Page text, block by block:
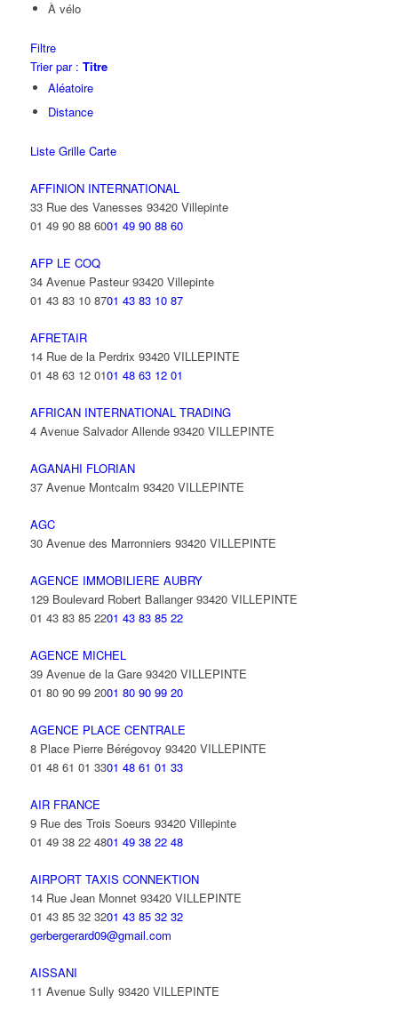
À vélo
Filtre
Trier par : Titre
Aléatoire
Distance
Liste Grille Carte
AFFINION INTERNATIONAL
33 Rue des Vanesses 93420 Villepinte
01 49 90 88 6001 49 90 88 60
AFP LE COQ
34 Avenue Pasteur 93420 Villepinte
01 43 83 10 8701 43 83 10 87
AFRETAIR
14 Rue de la Perdrix 93420 VILLEPINTE
01 48 63 12 0101 48 63 12 01
AFRICAN INTERNATIONAL TRADING
4 Avenue Salvador Allende 93420 VILLEPINTE
AGANAHI FLORIAN
37 Avenue Montcalm 93420 VILLEPINTE
AGC
30 Avenue des Marronniers 93420 VILLEPINTE
AGENCE IMMOBILIERE AUBRY
129 Boulevard Robert Ballanger 93420 VILLEPINTE
01 43 83 85 2201 43 83 85 22
AGENCE MICHEL
39 Avenue de la Gare 93420 VILLEPINTE
01 80 90 99 2001 80 90 99 20
AGENCE PLACE CENTRALE
8 Place Pierre Bérégovoy 93420 VILLEPINTE
01 48 61 01 3301 48 61 01 33
AIR FRANCE
9 Rue des Trois Soeurs 93420 Villepinte
01 49 38 22 4801 49 38 22 48
AIRPORT TAXIS CONNEKTION
14 Rue Jean Monnet 93420 VILLEPINTE
01 43 85 32 3201 43 85 32 32
gerbergerard09@gmail.com
AISSANI
11 Avenue Sully 93420 VILLEPINTE